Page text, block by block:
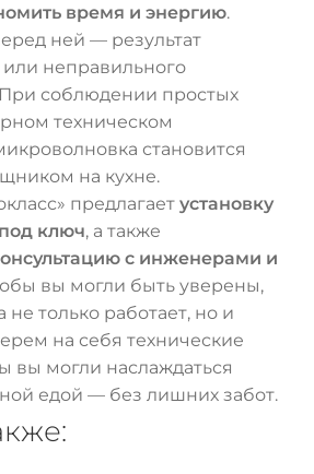
время и энергию.
ней — результат
неправильного
соблюдении простых
техническом
становится
на кухне.
предлагаетустановку
ключ, а также
с инженерами и
вы могли быть уверены,
не только работает, но и
на себя технические
вы могли наслаждаться
едой — без лишних забот.